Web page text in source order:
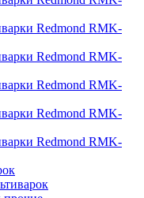
Redmond RMK-
Redmond RMK-
Redmond RMK-
Redmond RMK-
Redmond RMK-